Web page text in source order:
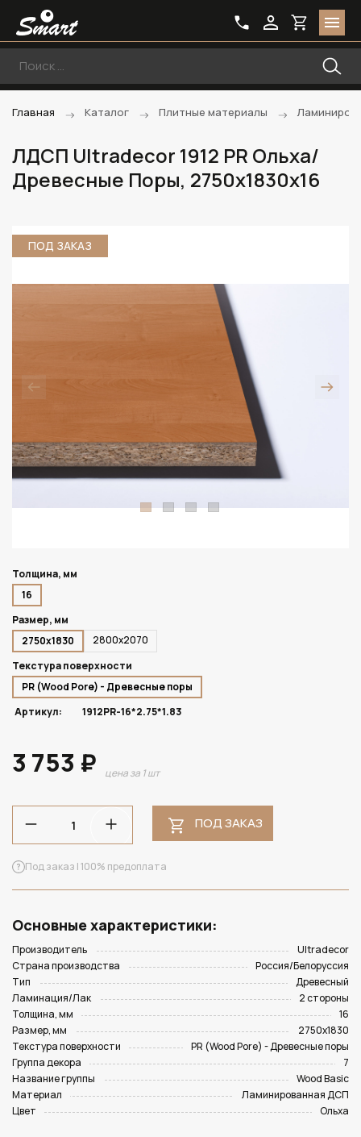
Главная Каталог Плитные материалы
ЛДСП Ultradecor 1912 PR Ольха/
Древесные Поры, 2750х1830х16
ПОД ЗАКАЗ
Толщина, мм
16
Размер, мм
2750х1830
2800х2070
Текстура поверхности
PR (Wood Pore) - Древесные поры
Артикул:
1912PR-16*2.75*1.83
3 753 ₽ цена за 1 шт
ПОД ЗАКАЗ
Под заказ | 100% предоплата
Основные характеристики:
Производитель
Ultradecor
Страна производства
Россия/Белоруссия
Тип
Древесный
Ламинация/Лак
2 стороны
Толщина, мм
16
Размер, мм
2750х1830
Текстура поверхности
PR (Wood Pore) - Древесные поры
Группа декора
7
Название группы
Wood Basic
Материал
Ламинированная ДСП
Цвет
Ольха